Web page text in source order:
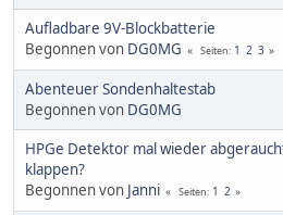
Aufladbare 9V-Blockbatterie
Begonnen von DG0MG Seiten 1 2 3
Abenteuer Sondenhaltestab
Begonnen von DG0MG
HPGe Detektor mal wieder
klappen?
Begonnen von Janni Seiten 1 2